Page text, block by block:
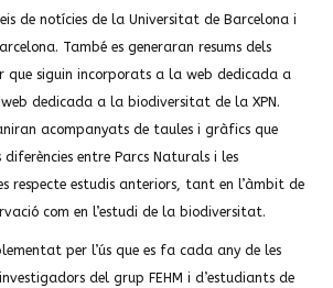
de notícies de la Universitat de Barcelona i
També es generaran resums dels
que siguin incorporats a la web dedicada a
dedicada a la biodiversitat de la XPN.
acompanyats de taules i gràfics que
entre Parcs Naturals i les
respecte estudis anteriors, tant en l’àmbit de
com en l’estudi de la biodiversitat.
per l’ús que es fa cada any de les
del grup FEHM i d’estudiants de